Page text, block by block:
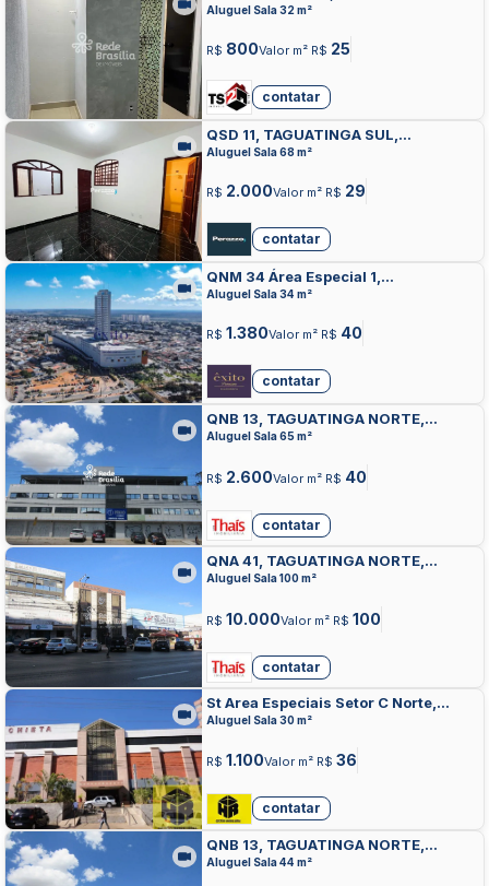
CENTRO, TAGUATINGA
Aluguel Sala 32 m²
R$ 800Valor m² R$ 25
contatar
QSD 11, TAGUATINGA SUL,
TAGUATINGA
Aluguel Sala 68 m²
R$ 2.000Valor m² R$ 29
contatar
QNM 34 Área Especial 1,
TAGUATINGA NORTE, TAGUATINGA
Aluguel Sala 34 m²
R$ 1.380Valor m² R$ 40
contatar
QNB 13, TAGUATINGA NORTE,
TAGUATINGA
Aluguel Sala 65 m²
R$ 2.600Valor m² R$ 40
contatar
QNA 41, TAGUATINGA NORTE,
TAGUATINGA
Aluguel Sala 100 m²
R$ 10.000Valor m² R$ 100
contatar
St Area Especiais Setor C Norte,
TAGUATINGA NORTE, TAGUATINGA
Aluguel Sala 30 m²
R$ 1.100Valor m² R$ 36
contatar
QNB 13, TAGUATINGA NORTE,
TAGUATINGA
Aluguel Sala 44 m²